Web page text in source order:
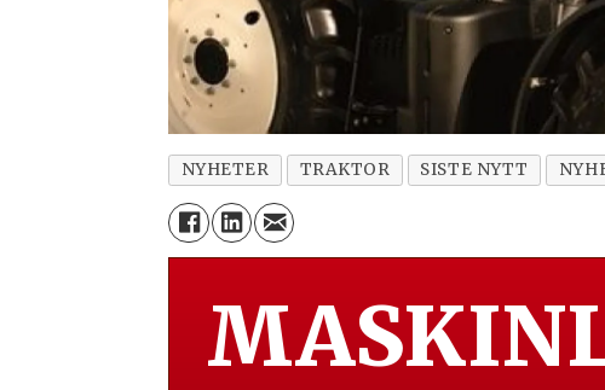
NYHETER TRAKTOR SISTE NYTT